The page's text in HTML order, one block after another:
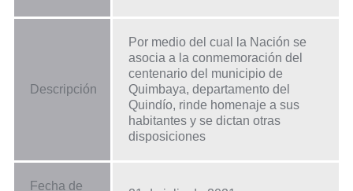
Descripción
Por medio del cual la Nación se
asocia a la conmemoración del
centenario del municipio de
Quimbaya, departamento del
Quindío, rinde homenaje a sus
habitantes y se dictan otras
disposiciones
Fecha de